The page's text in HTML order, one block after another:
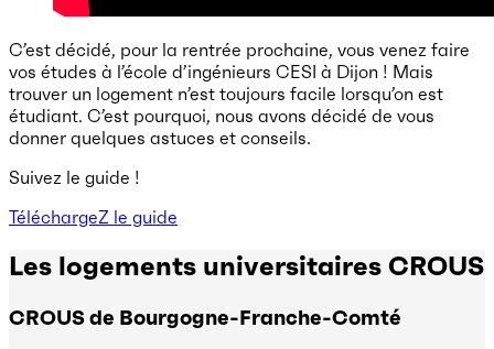
C’est décidé, pour la rentrée prochaine, vous venez faire
vos études à l’école d’ingénieurs CESI à Dijon ! Mais
trouver un logement n’est toujours facile lorsqu’on est
étudiant. C’est pourquoi, nous avons décidé de vous
donner quelques astuces et conseils.
Suivez le guide !
TéléchargeZ le guide
Les logements universitaires CROUS
CROUS de Bourgogne-Franche-Comté